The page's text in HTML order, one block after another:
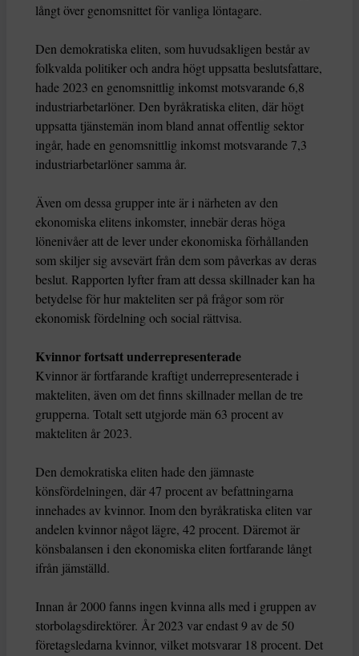
långt över genomsnittet för vanliga löntagare.
Den demokratiska eliten, som huvudsakligen består av
folkvalda politiker och andra högt uppsatta beslutsfattare,
hade 2023 en genomsnittlig inkomst motsvarande 6,8
industriarbetarlöner. Den byråkratiska eliten, där högt
uppsatta tjänstemän inom bland annat offentlig sektor
ingår, hade en genomsnittlig inkomst motsvarande 7,3
industriarbetarlöner samma år.
Även om dessa grupper inte är i närheten av den
ekonomiska elitens inkomster, innebär deras höga
lönenivåer att de lever under ekonomiska förhållanden
som skiljer sig avsevärt från dem som påverkas av deras
beslut. Rapporten lyfter fram att dessa skillnader kan ha
betydelse för hur makteliten ser på frågor som rör
ekonomisk fördelning och social rättvisa.
Kvinnor fortsatt underrepresenterade
Kvinnor är fortfarande kraftigt underrepresenterade i
makteliten, även om det finns skillnader mellan de tre
grupperna. Totalt sett utgjorde män 63 procent av
makteliten år 2023.
Den demokratiska eliten hade den jämnaste
könsfördelningen, där 47 procent av befattningarna
innehades av kvinnor. Inom den byråkratiska eliten var
andelen kvinnor något lägre, 42 procent. Däremot är
könsbalansen i den ekonomiska eliten fortfarande långt
ifrån jämställd.
Innan år 2000 fanns ingen kvinna alls med i gruppen av
storbolagsdirektörer. År 2023 var endast 9 av de 50
företagsledarna kvinnor, vilket motsvarar 18 procent. Det